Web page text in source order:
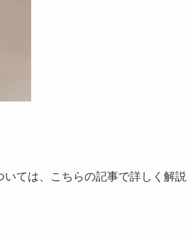
ては、こちらの記事で詳しく解説